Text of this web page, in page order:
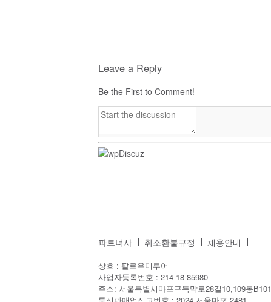
Leave a Reply
Be the First to Comment!
파트너사 취소환불규정 채용안내
상호 : 팔로우미투어
사업자등록번호 : 214-18-85980
주소: 서울특별시마포구독막로28길10,109동B101